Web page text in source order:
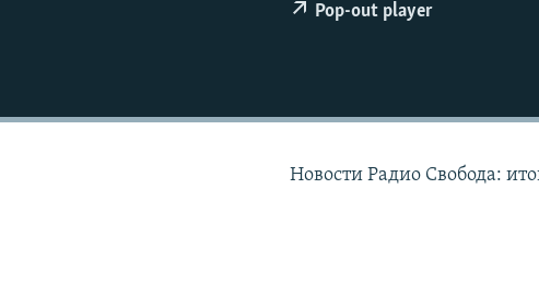
Pop-out player
Новости Радио Свобода: